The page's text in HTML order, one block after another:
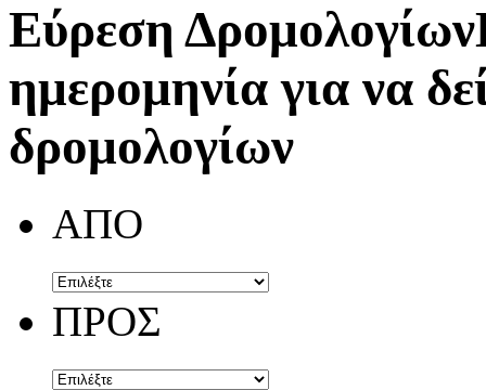
Εύρεση Δρομολογίων
ημερομηνία για να
δρομολογίων
ΑΠΟ
ΠΡΟΣ